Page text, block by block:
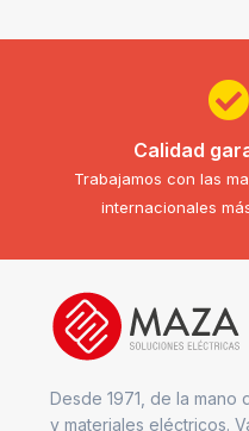
Calidad
Trabajamos con las
internacionales
Desde 1971, de la mano
y materiales eléctricos.